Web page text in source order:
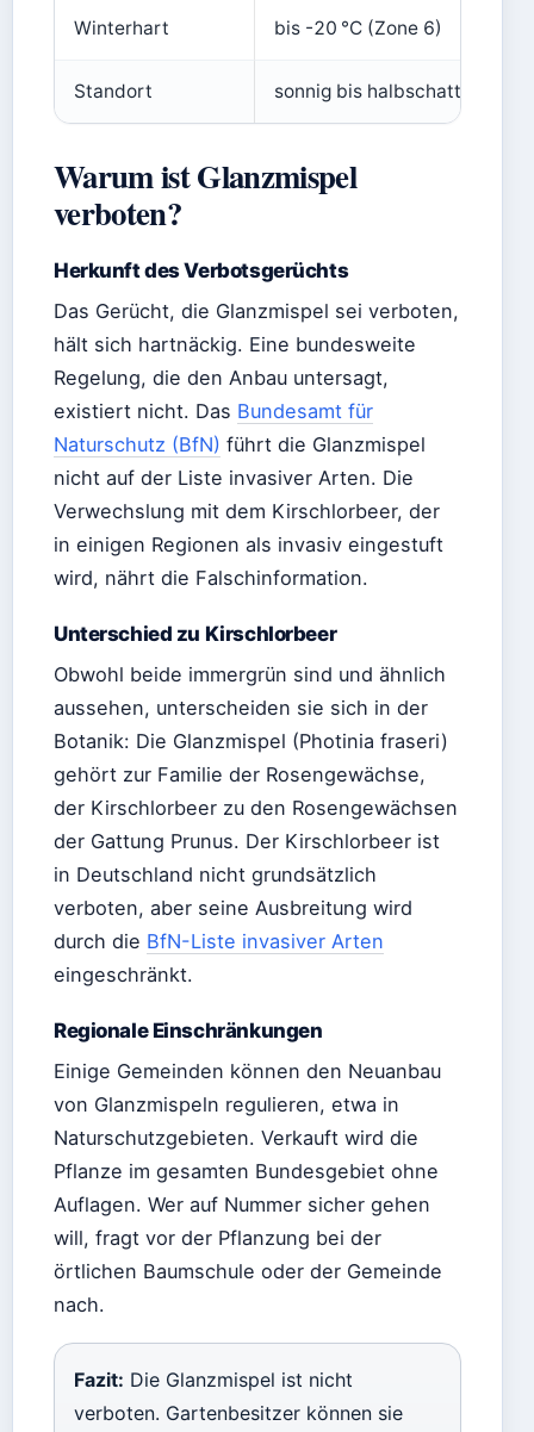
Winterhart bis -20 °C (Zone 6)
Standort sonnig bis halbschattig
Warum ist Glanzmispel
verboten?
Herkunft des Verbotsgerüchts
Das Gerücht, die Glanzmispel sei verboten,
hält sich hartnäckig. Eine bundesweite
Regelung, die den Anbau untersagt,
existiert nicht. Das Bundesamt für
Naturschutz (BfN) führt die Glanzmispel
nicht auf der Liste invasiver Arten. Die
Verwechslung mit dem Kirschlorbeer, der
in einigen Regionen als invasiv eingestuft
wird, nährt die Falschinformation.
Unterschied zu Kirschlorbeer
Obwohl beide immergrün sind und ähnlich
aussehen, unterscheiden sie sich in der
Botanik: Die Glanzmispel (Photinia fraseri)
gehört zur Familie der Rosengewächse,
der Kirschlorbeer zu den Rosengewächsen
der Gattung Prunus. Der Kirschlorbeer ist
in Deutschland nicht grundsätzlich
verboten, aber seine Ausbreitung wird
durch die BfN-Liste invasiver Arten
eingeschränkt.
Regionale Einschränkungen
Einige Gemeinden können den Neuanbau
von Glanzmispeln regulieren, etwa in
Naturschutzgebieten. Verkauft wird die
Pflanze im gesamten Bundesgebiet ohne
Auflagen. Wer auf Nummer sicher gehen
will, fragt vor der Pflanzung bei der
örtlichen Baumschule oder der Gemeinde
nach.
Fazit: Die Glanzmispel ist nicht
verboten. Gartenbesitzer können sie